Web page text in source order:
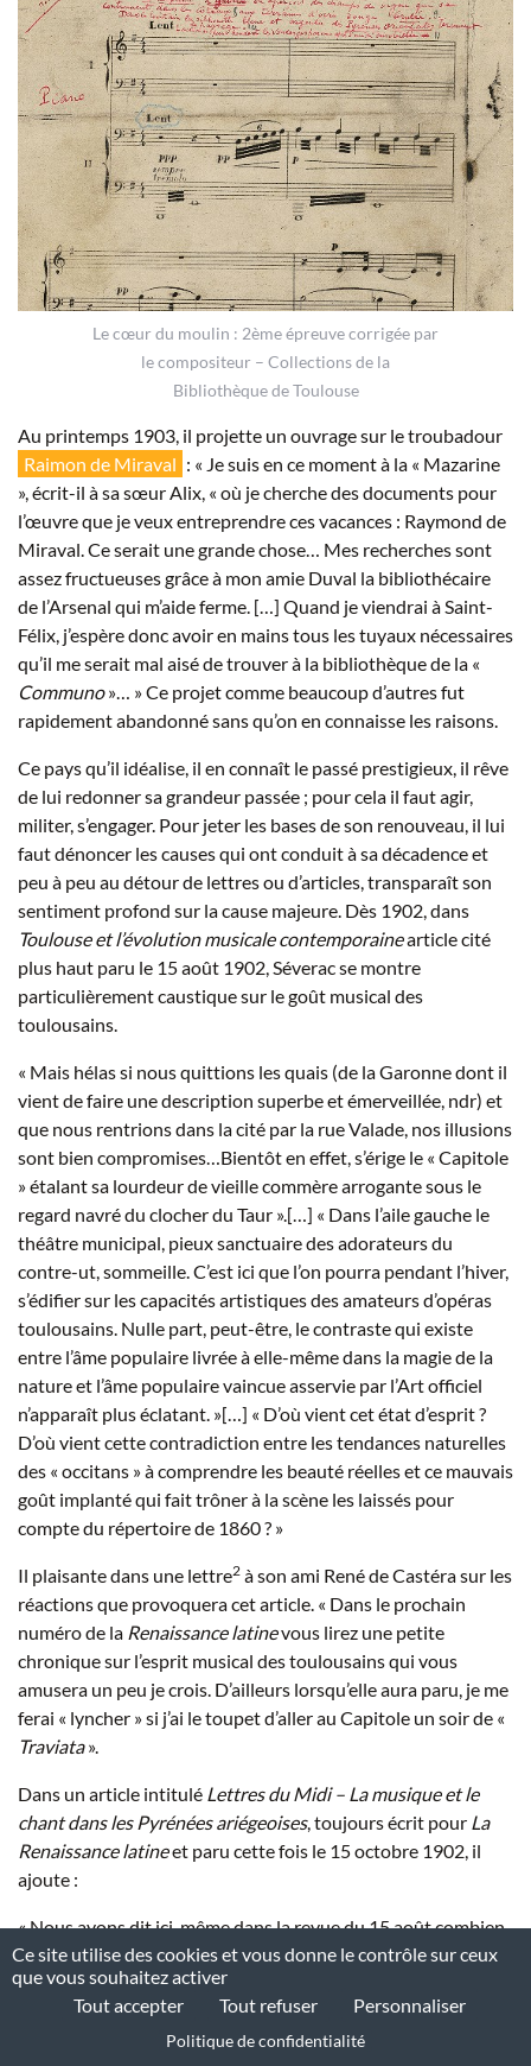
Le cœur du moulin : 2ème épreuve corrigée par
le compositeur – Collections de la
Bibliothèque de Toulouse
Au printemps 1903, il projette un ouvrage sur le troubadour
Raimon de Miraval : « Je suis en ce moment à la « Mazarine
», écrit-il à sa sœur Alix, « où je cherche des documents pour
l’œuvre que je veux entreprendre ces vacances : Raymond de
Miraval. Ce serait une grande chose… Mes recherches sont
assez fructueuses grâce à mon amie Duval la bibliothécaire
de l’Arsenal qui m’aide ferme. […] Quand je viendrai à Saint-
Félix, j’espère donc avoir en mains tous les tuyaux nécessaires
qu’il me serait mal aisé de trouver à la bibliothèque de la «
Communo»… » Ce projet comme beaucoup d’autres fut
rapidement abandonné sans qu’on en connaisse les raisons.
Ce pays qu’il idéalise, il en connaît le passé prestigieux, il rêve
de lui redonner sa grandeur passée ; pour cela il faut agir,
militer, s’engager. Pour jeter les bases de son renouveau, il lui
faut dénoncer les causes qui ont conduit à sa décadence et
peu à peu au détour de lettres ou d’articles, transparaît son
sentiment profond sur la cause majeure. Dès 1902, dans
Toulouse et l’évolution musicale contemporainearticle cité
plus haut paru le 15 août 1902, Séverac se montre
particulièrement caustique sur le goût musical des
toulousains.
« Mais hélas si nous quittions les quais (de la Garonne dont il
vient de faire une description superbe et émerveillée, ndr) et
que nous rentrions dans la cité par la rue Valade, nos illusions
sont bien compromises…Bientôt en effet, s’érige le « Capitole
» étalant sa lourdeur de vieille commère arrogante sous le
regard navré du clocher du Taur ».[…] « Dans l’aile gauche le
théâtre municipal, pieux sanctuaire des adorateurs du
contre-ut, sommeille. C’est ici que l’on pourra pendant l’hiver,
s’édifier sur les capacités artistiques des amateurs d’opéras
toulousains. Nulle part, peut-être, le contraste qui existe
entre l’âme populaire livrée à elle-même dans la magie de la
nature et l’âme populaire vaincue asservie par l’Art officiel
n’apparaît plus éclatant. »[…] « D’où vient cet état d’esprit ?
D’où vient cette contradiction entre les tendances naturelles
des « occitans » à comprendre les beauté réelles et ce mauvais
goût implanté qui fait trôner à la scène les laissés pour
compte du répertoire de 1860 ? »
Il plaisante dans une lettre2 à son ami René de Castéra sur les
réactions que provoquera cet article. « Dans le prochain
numéro de la Renaissance latinevous lirez une petite
chronique sur l’esprit musical des toulousains qui vous
amusera un peu je crois. D’ailleurs lorsqu’elle aura paru, je me
ferai « lyncher » si j’ai le toupet d’aller au Capitole un soir de «
Traviata».
Dans un article intitulé Lettres du Midi – La musique et le
chant dans les Pyrénées ariégeoises, toujours écrit pour La
Renaissance latineet paru cette fois le 15 octobre 1902, il
ajoute :
« Nous avons dit ici-même dans la revue du 15 août combien
le chant populaire ancien, dans le Midi, avait dû lutter contre
l’invasion de la romance parisienne, boulevardière ou
montmartroise ».
Ce site utilise des cookies et vous donne le contrôle sur ceux
que vous souhaitez activer
Tout accepter
Tout refuser Personnaliser
Politique de confidentialité